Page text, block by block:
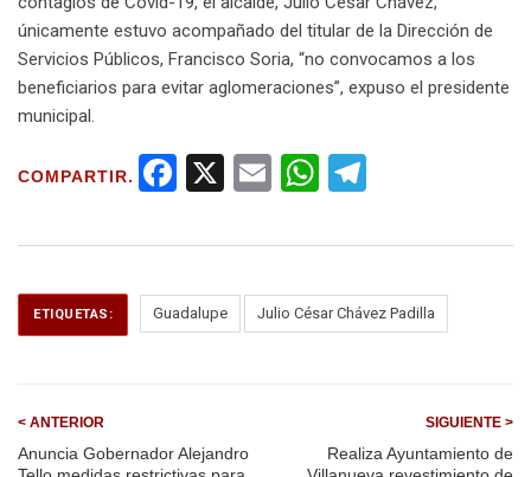
únicamente estuvo acompañado del titular de la Dirección de
Servicios Públicos, Francisco Soria, “no convocamos a los
beneficiarios para evitar aglomeraciones”, expuso el presidente
municipal.
COMPARTIR.
F
ce
b
o
X
E
ail
W
at
s
A
e
gr
a
ETIQUETAS: Guadalupe Julio César Chávez Padilla
< ANTERIOR
Anuncia Gobernador Alejandro
SIGUIENTE >
Realiza Ayuntamiento de